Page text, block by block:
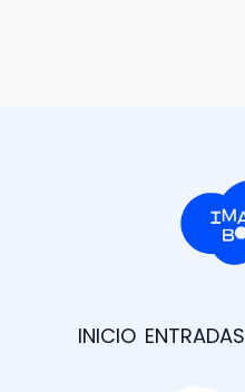
INICIO ENTRADAS